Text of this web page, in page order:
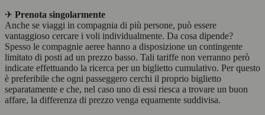
✈ Prenota singolarmente
Anche se viaggi in compagnia di più persone, può essere
vantaggioso cercare i voli individualmente. Da cosa dipende?
Spesso le compagnie aeree hanno a disposizione un contingente
limitato di posti ad un prezzo basso. Tali tariffe non verranno però
indicate effettuando la ricerca per un biglietto cumulativo. Per questo
è preferibile che ogni passeggero cerchi il proprio biglietto
separatamente e che, nel caso uno di essi riesca a trovare un buon
affare, la differenza di prezzo venga equamente suddivisa.